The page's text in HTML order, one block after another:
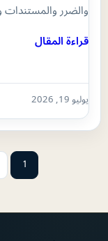
والضرر والمستندات
قراءة المقال
يوليو 19, 2026
1